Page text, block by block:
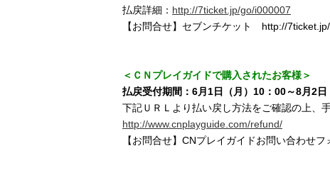
払戻詳細： http://7ticket.jp/go/i000007
【お問合せ】セブンチケット http://
＜ＣＮプレイガイドで購入されたお客様＞
払戻受付期間：6月1日（月）10：00～8月2
下記ＵＲＬより払い戻し方法をご確認の上、
http://www.cnplayguide.com/refund/
【お問合せ】CNプレイガイドお問い合わせ